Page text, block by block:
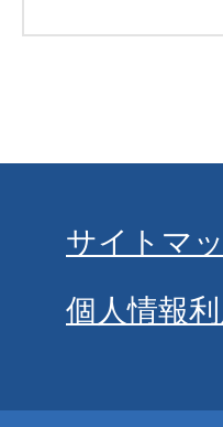
サイトマ
個人情報